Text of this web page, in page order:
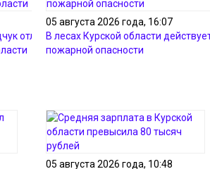
отличился
05 августа 2026 года, 16:07
В лесах Курской области
пожарной опасности
05 августа 2026 года, 10:48